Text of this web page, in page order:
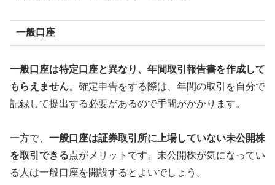
一般口座
一般口座は特定口座と異なり、年間取引報告書を作成して
もらえません。確定申告をする際は、年間の取引を自分で
記録して提出する必要があるので手間がかかります。
一方で、 一般口座は証券取引所に上場していない未公開株
を取引できる点がメリットです。未公開株が気になってい
る人は一般口座を開設するとよいでしょう。